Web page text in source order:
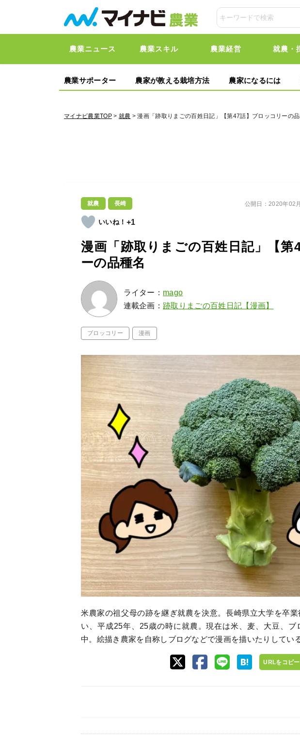
農業ニュース 農業スキル 農業経営 就農・
農業サポーター 農家が教える栽培方法 農家になるには
マイナビ農業TOP> 就農 > 漫画「跡取りまごの百姓日記」【第47話】ブロッコリーの品
就農 長崎
+1
漫画「跡取りまごの百姓日記」【第
ーの品種名
ライター： mago
連載企画： 跡取りまごの百姓日記【漫画】
ブロッコリー 漫画
公開日：2020年02
米農家の祖父母の跡を継ぎ就農を決意。長崎県立大学を卒
い、平成25年、25歳の時に就農。現在は米、麦、大豆、
中。絵描き農家を自称しブログなどで漫画を描いたりしている
URLをコピー